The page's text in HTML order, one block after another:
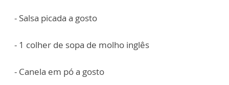
- Salsa picada a gosto
- 1 colher de sopa de molho inglês
- Canela em pó a gosto